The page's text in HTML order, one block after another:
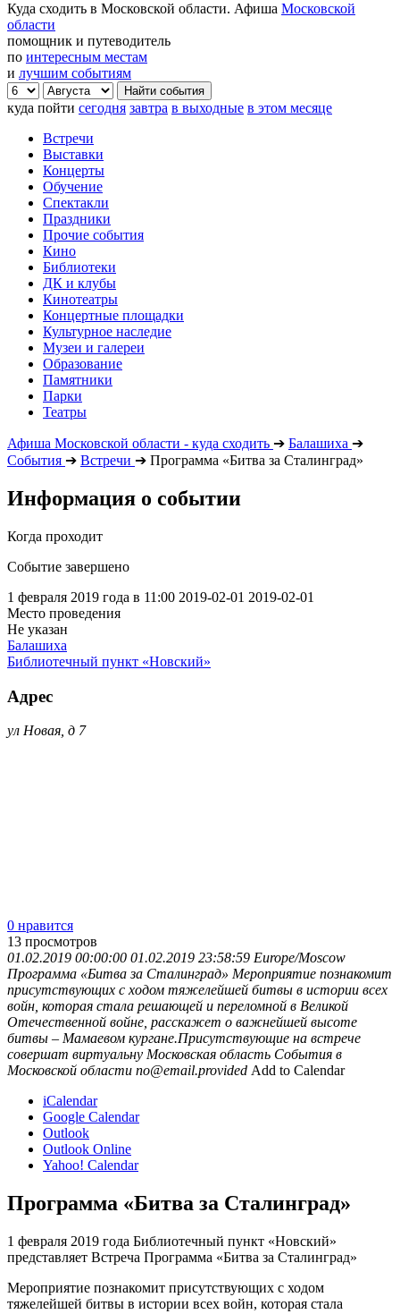
Куда сходить в Московской области. Афиша Московской
области
помощник и путеводитель
по интересным местам
и лучшим событиям
куда пойти сегодня завтра в выходные в этом месяце
Встречи
Выставки
Концерты
Обучение
Спектакли
Праздники
Прочие события
Кино
Библиотеки
ДК и клубы
Кинотеатры
Концертные площадки
Культурное наследие
Музеи и галереи
Образование
Памятники
Парки
Театры
Афиша Московской области - куда сходить ➔ Балашиха ➔
События ➔ Встречи ➔ Программа «Битва за Сталинград»
Информация о событии
Когда проходит
Событие завершено
1 февраля 2019 года в 11:00 2019-02-01 2019-02-01
Место проведения
Не указан
Балашиха
Библиотечный пункт «Новский»
Адрес
ул Новая, д 7
0 нравится
13 просмотров
01.02.2019 00:00:00 01.02.2019 23:58:59 Europe/Moscow
Программа «Битва за Сталинград» Мероприятие познакомит
присутствующих с ходом тяжелейшей битвы в истории всех
войн, которая стала решающей и переломной в Великой
Отечественной войне, расскажет о важнейшей высоте
битвы – Мамаевом кургане.Присутствующие на встрече
совершат виртуальну Московская область События в
Московской области no@email.provided Add to Calendar
iCalendar
Google Calendar
Outlook
Outlook Online
Yahoo! Calendar
Программа «Битва за Сталинград»
1 февраля 2019 года Библиотечный пункт «Новский»
представляет Встреча Программа «Битва за Сталинград»
Мероприятие познакомит присутствующих с ходом
тяжелейшей битвы в истории всех войн, которая стала